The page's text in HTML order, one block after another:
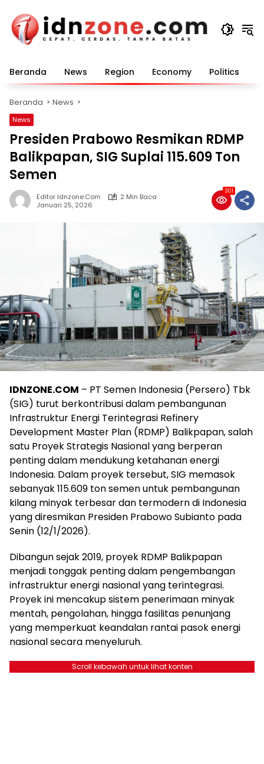
konten
Beranda News Region Economy Politics
Beranda News
News
Presiden Prabowo Resmikan RDMP
Balikpapan, SIG Suplai 115.609 Ton
Semen
Editor Idnzone.com
2 Min Baca
Januari 25, 2026
301
IDNZONE.COM – PT Semen Indonesia (Persero) Tbk
(SIG) turut berkontribusi dalam pembangunan
Infrastruktur Energi Terintegrasi Refinery
Development Master Plan (RDMP) Balikpapan, salah
satu Proyek Strategis Nasional yang berperan
penting dalam mendukung ketahanan energi
Indonesia. Dalam proyek tersebut, SIG memasok
sebanyak 115.609 ton semen untuk pembangunan
kilang minyak terbesar dan termodern di Indonesia
yang diresmikan Presiden Prabowo Subianto pada
Senin (12/1/2026).
Dibangun sejak 2019, proyek RDMP Balikpapan
menjadi tonggak penting dalam pengembangan
infrastruktur energi nasional yang terintegrasi.
Proyek ini mencakup sistem penerimaan minyak
mentah, pengolahan, hingga fasilitas penunjang
yang memperkuat keandalan rantai pasok energi
nasional secara menyeluruh.
Scroll kebawah untuk lihat konten